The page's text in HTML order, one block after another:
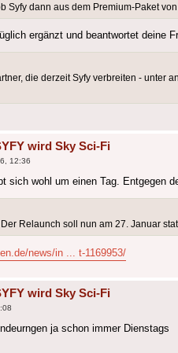
Syfy dann aus dem Premium-Paket
ergänzt und beantwortet deine
die derzeit Syfy verbreiten - unter
wird Sky Sci-Fi
12:36
sich wohl um einen Tag. Entgegen
Relaunch soll nun am 27. Januar
news/in ... t-1169953/
wird Sky Sci-Fi
ja schon immer Dienstags